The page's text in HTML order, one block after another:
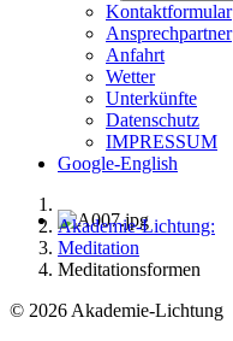
Kontaktformular
Ansprechpartner
Anfahrt
Wetter
Unterkünfte
Datenschutz
IMPRESSUM
Google-English
Akademie-Lichtung:
Meditation
Meditationsformen
© 2026 Akademie-Lichtung